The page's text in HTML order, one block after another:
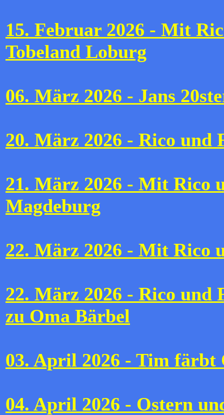
15. Februar 2026 - Mit
Tobeland Loburg
06. März 2026 - Jans
20. März 2026 - Rico
21. März 2026 - Mit Rico
Magdeburg
22. März 2026 - Mit Rico
22. März 2026 - Rico
zu Oma Bärbel
03. April 2026 - Tim färbt
04. April 2026 - Ostern